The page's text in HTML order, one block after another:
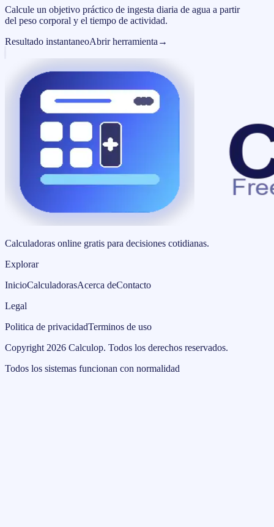
Calcule un objetivo práctico de ingesta diaria de agua a partir
del peso corporal y el tiempo de actividad.
Resultado instantaneoAbrir herramienta →
Calculadoras online gratis para decisiones cotidianas.
Explorar
InicioCalculadorasAcerca deContacto
Legal
Politica de privacidadTerminos de uso
Copyright 2026 Calculop. Todos los derechos reservados.
Todos los sistemas funcionan con normalidad